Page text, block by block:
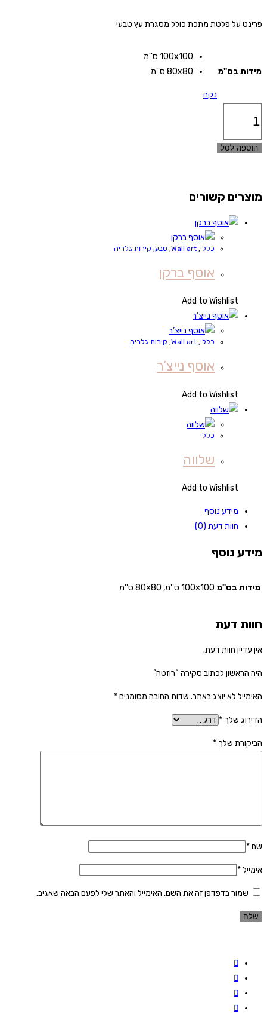
פרינט על פלטת מתכת כולל מסגרת עץ טבעי
מידות בס"מ
100x100 ס''מ
80x80 ס''מ
נקה
של
רוזטה
הוספה לסל
מוצרים קשורים
כללי,
Wall art
, טבע, קירות גלריה
אוסף ברקן
Add to Wishlist
כללי,
Wall art
, קירות גלריה
אוסף נייצ’ר
Add to Wishlist
כללי
שלווה
Add to Wishlist
מידע נוסף
חוות דעת (0)
מידע נוסף
מידות בס"מ 100×100 ס''מ, 80×80 ס''מ
חוות דעת
אין עדיין חוות דעת.
היה הראשון לכתוב סקירה “רוזטה”
האימייל לא יוצג באתר. שדות החובה מסומנים*
הדירוג שלך *
הביקורת שלך *
שם*
אימייל*
שמור בדפדפן זה את השם, האימייל והאתר שלי לפעם הבאה שאגיב.